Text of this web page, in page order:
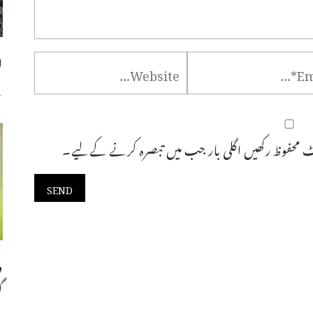
رکھیں اگلی بار جب میں تبصرہ کرنے کےلیے۔